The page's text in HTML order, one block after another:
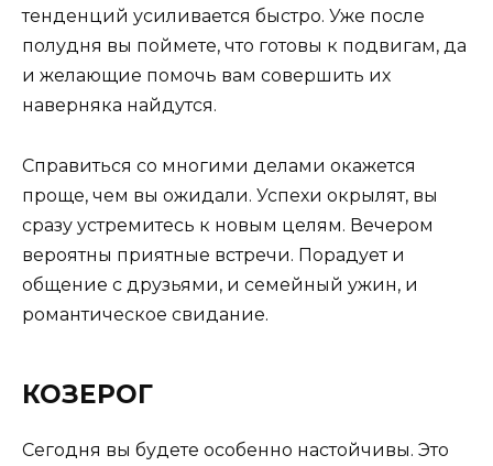
тенденций усиливается быстро. Уже после
полудня вы поймете, что готовы к подвигам, да
и желающие помочь вам совершить их
наверняка найдутся.
Справиться со многими делами окажется
проще, чем вы ожидали. Успехи окрылят, вы
сразу устремитесь к новым целям. Вечером
вероятны приятные встречи. Порадует и
общение с друзьями, и семейный ужин, и
романтическое свидание.
КОЗЕРОГ
Сегодня вы будете особенно настойчивы. Это